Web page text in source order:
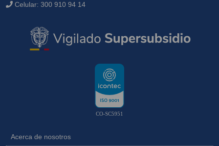
Celular: 300 910 94 14
CO-SC5951
Acerca de nosotros